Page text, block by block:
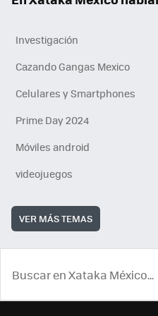
Investigación
Cazando Gangas Mexico
Celulares y Smartphones
Prime Day 2024
Móviles android
videojuegos
VER MÁS TEMAS